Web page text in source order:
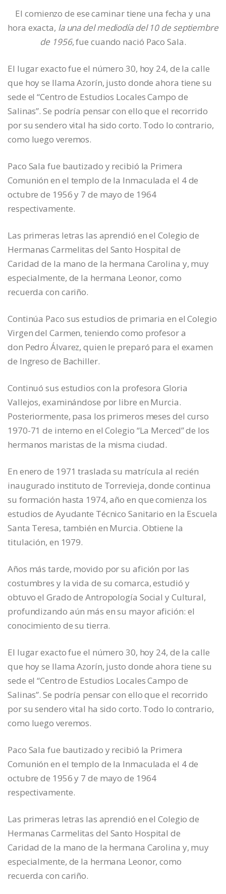
El comienzo de ese caminar tiene una fecha y una
hora exacta, la una del mediodía del 10 de septiembre
de 1956, fue cuando nació Paco Sala.
El lugar exacto fue el número 30, hoy 24, de la calle
que hoy se llama Azorín, justo donde ahora tiene su
sede el “Centro de Estudios Locales Campo de
Salinas”. Se podría pensar con ello que el recorrido
por su sendero vital ha sido corto. Todo lo contrario,
como luego veremos.
Paco Sala fue bautizado y recibió la Primera
Comunión en el templo de la Inmaculada el 4 de
octubre de 1956 y 7 de mayo de 1964
respectivamente.
Las primeras letras las aprendió en el Colegio de
Hermanas Carmelitas del Santo Hospital de
Caridad de la mano de la hermana Carolina y, muy
especialmente, de la hermana Leonor, como
recuerda con cariño.
Continúa Paco sus estudios de primaria en el Colegio
Virgen del Carmen, teniendo como profesor a
don Pedro Álvarez, quien le preparó para el examen
de Ingreso de Bachiller.
Continuó sus estudios con la profesora Gloria
Vallejos, examinándose por libre en Murcia.
Posteriormente, pasa los primeros meses del curso
1970-71 de interno en el Colegio “La Merced” de los
hermanos maristas de la misma ciudad.
En enero de 1971 traslada su matrícula al recién
inaugurado instituto de Torrevieja, donde continua
su formación hasta 1974, año en que comienza los
estudios de Ayudante Técnico Sanitario en la Escuela
Santa Teresa, también en Murcia. Obtiene la
titulación, en 1979.
Años más tarde, movido por su afición por las
costumbres y la vida de su comarca, estudió y
obtuvo el Grado de Antropología Social y Cultural,
profundizando aún más en su mayor afición: el
conocimiento de su tierra.
El lugar exacto fue el número 30, hoy 24, de la calle
que hoy se llama Azorín, justo donde ahora tiene su
sede el “Centro de Estudios Locales Campo de
Salinas”. Se podría pensar con ello que el recorrido
por su sendero vital ha sido corto. Todo lo contrario,
como luego veremos.
Paco Sala fue bautizado y recibió la Primera
Comunión en el templo de la Inmaculada el 4 de
octubre de 1956 y 7 de mayo de 1964
respectivamente.
Las primeras letras las aprendió en el Colegio de
Hermanas Carmelitas del Santo Hospital de
Caridad de la mano de la hermana Carolina y, muy
especialmente, de la hermana Leonor, como
recuerda con cariño.